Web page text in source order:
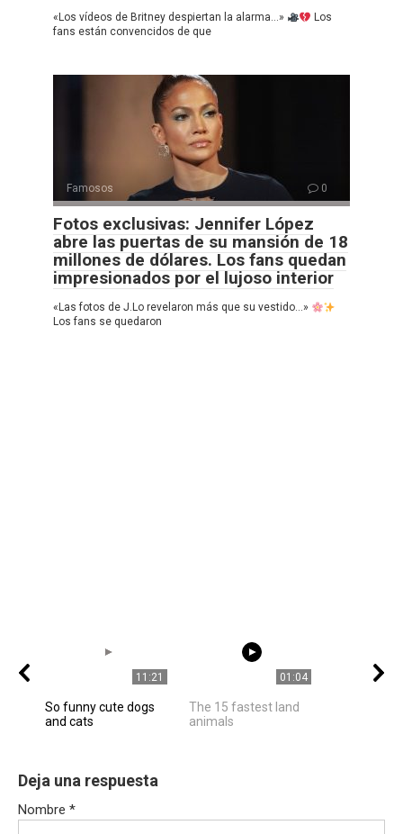
«Los vídeos de Britney despiertan la alarma…»
Los
fans están convencidos de que
Famosos 0
Fotos exclusivas: Jennifer López
abre las puertas de su mansión de 18
millones de dólares. Los fans quedan
impresionados por el lujoso interior
«Las fotos de J.Lo revelaron más que su vestido…»
Los fans se quedaron
11:21
So funny cute dogs
and cats
01:04
The 15 fastest land
animals
Deja una respuesta
Nombre *